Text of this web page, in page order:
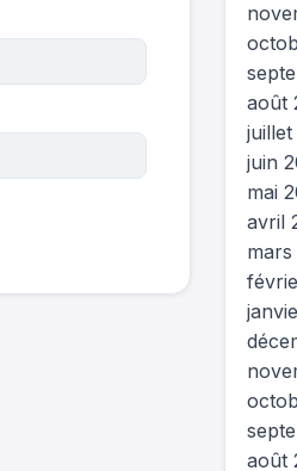
août
juin
mai
avril
août